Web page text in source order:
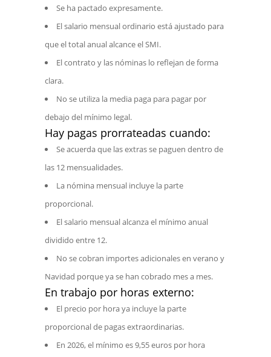
Se ha pactado expresamente.
El salario mensual ordinario está ajustado para
que el total anual alcance el SMI.
El contrato y las nóminas lo reflejan de forma
clara.
No se utiliza la media paga para pagar por
debajo del mínimo legal.
Hay pagas prorrateadas cuando:
Se acuerda que las extras se paguen dentro de
las 12 mensualidades.
La nómina mensual incluye la parte
proporcional.
El salario mensual alcanza el mínimo anual
dividido entre 12.
No se cobran importes adicionales en verano y
Navidad porque ya se han cobrado mes a mes.
En trabajo por horas externo:
El precio por hora ya incluye la parte
proporcional de pagas extraordinarias.
En 2026, el mínimo es 9,55 euros por hora